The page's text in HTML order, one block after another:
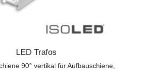
LED Trafos
90° vertikal für Aufbauschiene,